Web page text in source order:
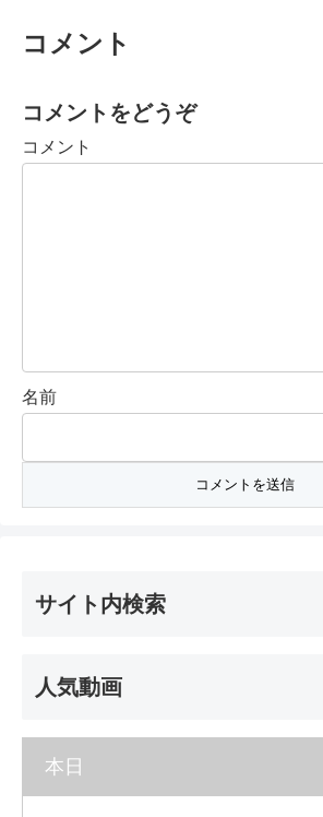
コメント
コメントをどうぞ
コメント
名前
サイト内検索
人気動画
本日